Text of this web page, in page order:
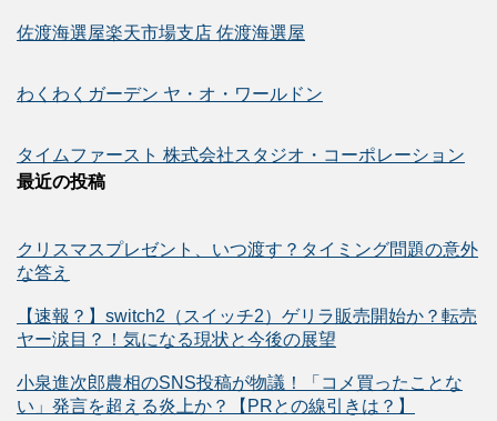
佐渡海選屋楽天市場支店 佐渡海選屋
わくわくガーデン ヤ・オ・ワールドン
タイムファースト 株式会社スタジオ・コーポレーション
最近の投稿
クリスマスプレゼント、いつ渡す？タイミング問題の意外
な答え
【速報？】switch2（スイッチ2）ゲリラ販売開始か？転売
ヤー涙目？！気になる現状と今後の展望
小泉進次郎農相のSNS投稿が物議！「コメ買ったことな
い」発言を超える炎上か？【PRとの線引きは？】